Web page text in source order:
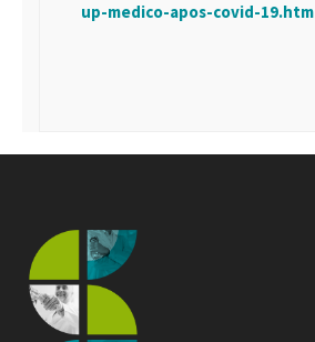
up-medico-apos-covid-19.htm